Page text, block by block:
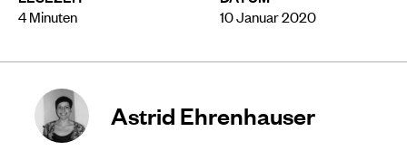
4Minuten
10 Januar 2020
Astrid Ehrenhauser